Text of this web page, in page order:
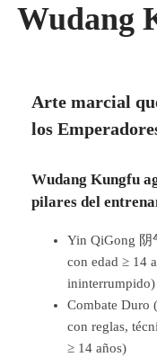
Wudang
Arte marcial
los
Wudang Kungfu
pilares del
Yin QiGong 阴
con edad ≥ 14
ininterrumpido)
Combate Duro
con reglas,
≥ 14 años)